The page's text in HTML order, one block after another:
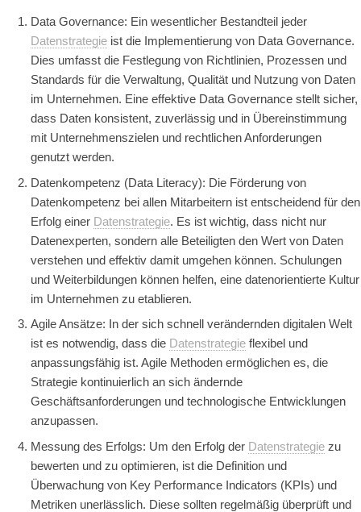
Data Governance: Ein wesentlicher Bestandteil jeder
Datenstrategieist die Implementierung von Data Governance.
Dies umfasst die Festlegung von Richtlinien, Prozessen und
Standards für die Verwaltung, Qualität und Nutzung von Daten
im Unternehmen. Eine effektive Data Governance stellt sicher,
dass Daten konsistent, zuverlässig und in Übereinstimmung
mit Unternehmenszielen und rechtlichen Anforderungen
genutzt werden.
Datenkompetenz (Data Literacy): Die Förderung von
Datenkompetenz bei allen Mitarbeitern ist entscheidend für den
Erfolg einer Datenstrategie. Es ist wichtig, dass nicht nur
Datenexperten, sondern alle Beteiligten den Wert von Daten
verstehen und effektiv damit umgehen können. Schulungen
und Weiterbildungen können helfen, eine datenorientierte Kultur
im Unternehmen zu etablieren.
Agile Ansätze: In der sich schnell verändernden digitalen Welt
ist es notwendig, dass die Datenstrategieflexibel und
anpassungsfähig ist. Agile Methoden ermöglichen es, die
Strategie kontinuierlich an sich ändernde
Geschäftsanforderungen und technologische Entwicklungen
anzupassen.
Messung des Erfolgs: Um den Erfolg der Datenstrategiezu
bewerten und zu optimieren, ist die Definition und
Überwachung von Key Performance Indicators (KPIs) und
Metriken unerlässlich. Diese sollten regelmäßig überprüft und